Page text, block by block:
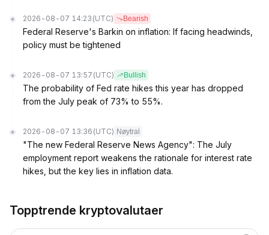
2026-08-07 14:23 (UTC) Bearish
Federal Reserve's Barkin on inflation: If facing headwinds,
policy must be tightened
2026-08-07 13:57 (UTC) Bullish
The probability of Fed rate hikes this year has dropped
from the July peak of 73% to 55%.
2026-08-07 13:36 (UTC) Nøytral
"The new Federal Reserve News Agency": The July
employment report weakens the rationale for interest rate
hikes, but the key lies in inflation data.
Topptrende kryptovalutaer